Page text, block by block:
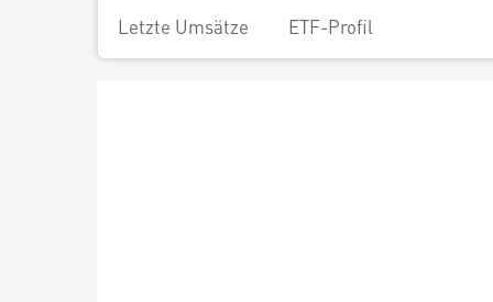
Letzte Umsätze ETF-Profil